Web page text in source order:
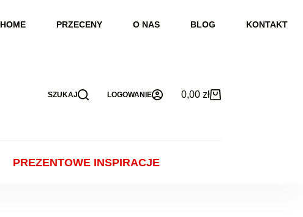
HOME PRZECENY O NAS BLOG KONTAKT
SZUKAJ LOGOWANIE
Koszyk
0,00 zł
PREZENTOWE INSPIRACJE